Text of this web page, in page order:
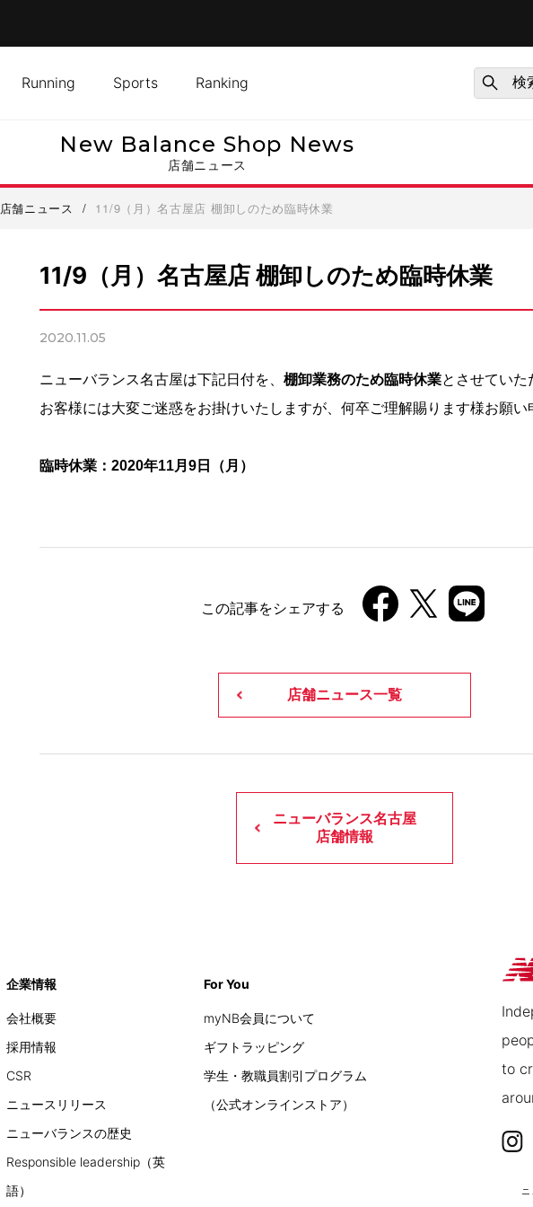
Running Sports Ranking
New Balance Shop News
店舗ニュース
店舗ニュース / 11/9（月）名古屋店 棚卸しのため臨時休業
11/9（月）名古屋店 棚卸しのため臨時休業
2020.11.05
ニューバランス名古屋は下記日付を、 棚卸業務のため臨時休業とさせていた
お客様には大変ご迷惑をお掛けいたしますが、何卒ご理解賜ります様お願い
臨時休業：2020年11月9日（月）
この記事をシェアする
店舗ニュース一覧
ニューバランス名古屋
店舗情報
企業情報
会社概要
採用情報
CSR
ニュースリリース
ニューバランスの歴史
Responsible leadership（英
語）
For You
myNB会員について
ギフトラッピング
学生・教職員割引プログラム
（公式オンラインストア）
to